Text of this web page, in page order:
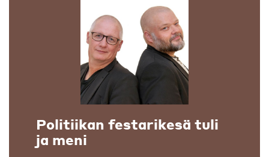
Politiikan festarikesä tuli
ja meni